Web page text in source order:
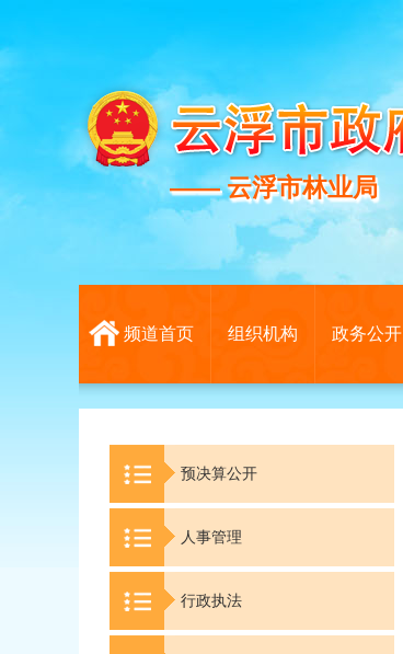
—— 云浮市林业局
—— 云浮市林业局
频道首页 组织机构 政务公开
预决算公开
人事管理
行政执法